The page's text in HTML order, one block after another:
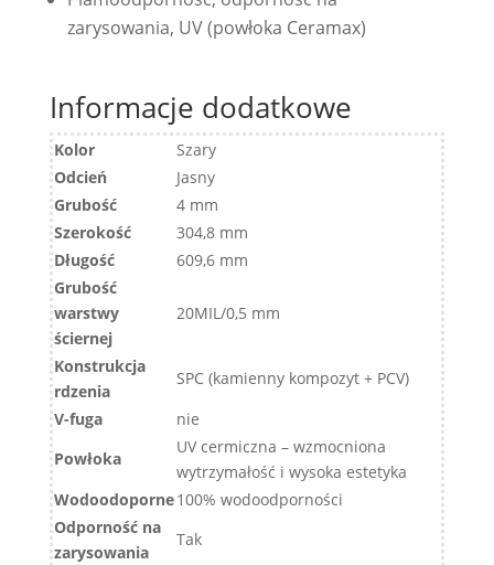
zarysowania, UV (powłoka Ceramax)
Informacje dodatkowe
Kolor
Szary
Odcień
Jasny
Grubość
4 mm
Szerokość
304,8 mm
Długość
609,6 mm
Grubość
warstwy
ściernej
20MIL/0,5 mm
Konstrukcja
rdzenia
SPC (kamienny kompozyt + PCV)
V-fuga
nie
Powłoka
UV cermiczna – wzmocniona
wytrzymałość i wysoka estetyka
Wodoodoporne100% wodoodporności
Odporność na
zarysowania
Tak